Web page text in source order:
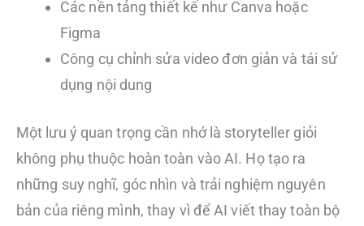
Các nền tảng thiết kế như Canva hoặc
Figma
Công cụ chỉnh sửa video đơn giản và tái sử
dụng nội dung
Một lưu ý quan trọng cần nhớ là storyteller giỏi
không phụ thuộc hoàn toàn vào AI. Họ tạo ra
những suy nghĩ, góc nhìn và trải nghiệm nguyên
bản của riêng mình, thay vì để AI viết thay toàn bộ